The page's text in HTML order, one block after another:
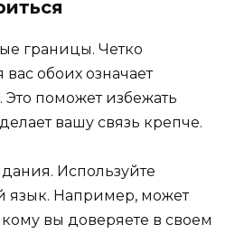
границы. Четко
обоих означает
Это поможет избежать
вашу связь крепче.
Используйте
язык. Например, может
вы доверяете в своем